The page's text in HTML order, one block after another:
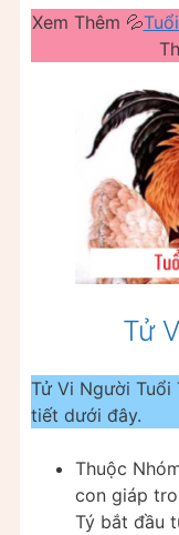
Xem Thêm 💦
Tử
Tử Vi Người Tuổi
tiết dưới đây.
Thuộc
con giáp
Tý bắt đầu